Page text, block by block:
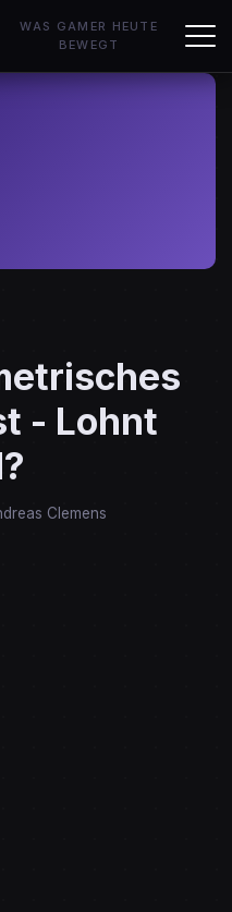
WAS GAMER HEUTE
BEWEGT
- Lohnt
Clemens